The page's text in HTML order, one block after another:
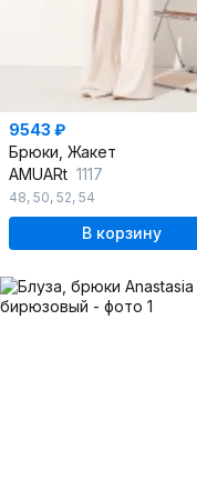
9543 ₽
Брюки, Жакет
AMUARt 1117
48, 50, 52, 54
В корзину